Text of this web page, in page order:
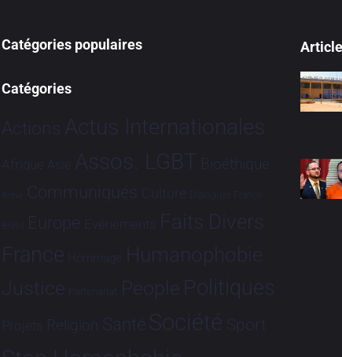
Catégories populaires
Catégories
Actions Actus Internationales
Afrique Asie Assos. LGBT Bioéthique
Brève Communiqués Culture Dialogues France-
Brésil Europe Evénements Faits Divers
France Hommage Humanophobie
Justice Partenariat People Politiques
Projets Religion Santé Société Sport